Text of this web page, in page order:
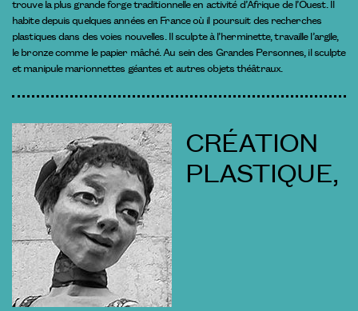
habite depuis quelques années en France où il poursuit des recherches
plastiques dans des voies nouvelles. Il sculpte à l’herminette, travaille l’argile,
le bronze comme le papier mâché. Au sein des Grandes Personnes, il sculpte
et manipule marionnettes géantes et autres objets théâtraux.
CRÉATION
PLASTIQUE,